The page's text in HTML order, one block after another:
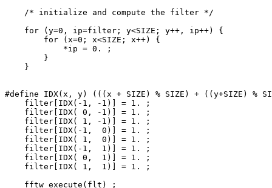
    /* initialize and compute the filter */
    for (y=0, ip=filter; y<SIZE; y++, ip++) {
        for (x=0; x<SIZE; x++) {
            *ip = 0. ;
        }
    }
#define IDX(x, y) (((x + SIZE) % SIZE) + ((y+SIZE) %
    filter[IDX(-1, -1)] = 1. ;
    filter[IDX( 0, -1)] = 1. ;
    filter[IDX( 1, -1)] = 1. ;
    filter[IDX(-1,  0)] = 1. ;
    filter[IDX( 1,  0)] = 1. ;
    filter[IDX(-1,  1)] = 1. ;
    filter[IDX( 0,  1)] = 1. ;
    filter[IDX( 1,  1)] = 1. ;
    fftw_execute(flt) ;